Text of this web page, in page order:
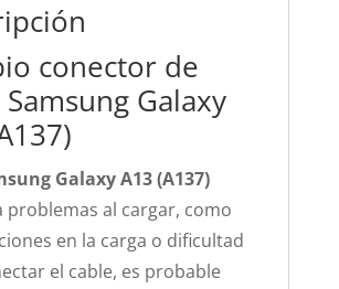
conector de
Galaxy
Galaxy A13 (A137)
problemas al cargar, como
en la carga o dificultad
el cable, es probable